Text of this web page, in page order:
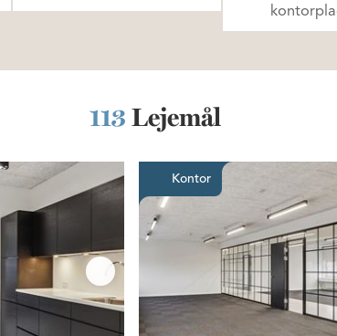
113 Lejemål
og indbydende kontor centralt i Taastrup
Kontor
Kontor